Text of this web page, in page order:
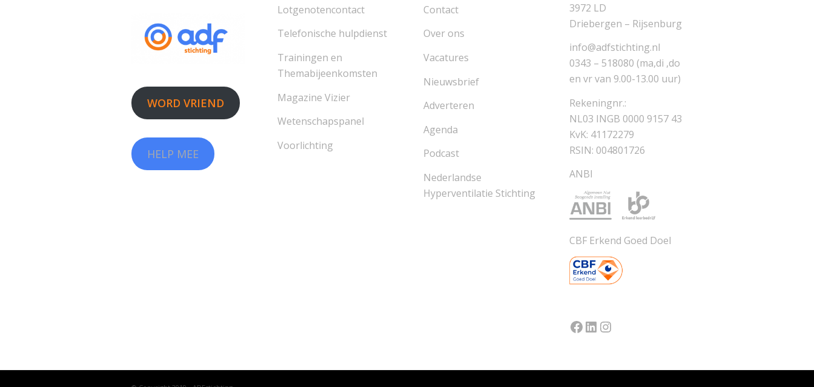
WORD VRIEND
HELP MEE
Lotgenotencontact
Telefonische hulpdienst
Trainingen en
Themabijeenkomsten
Magazine Vizier
Wetenschapspanel
Voorlichting
Contact
Over ons
Vacatures
Nieuwsbrief
Adverteren
Agenda
Podcast
Nederlandse
Hyperventilatie Stichting
3972 LD
Driebergen – Rijsenburg
info@adfstichting.nl
0343 – 518080 (ma,di ,do
en vr van 9.00-13.00 uur)
Rekeningnr.:
NL03 INGB 0000 9157 43
KvK: 41172279
RSIN: 004801726
ANBI
CBF Erkend Goed Doel
Facebook
LinkedIn
Instagram